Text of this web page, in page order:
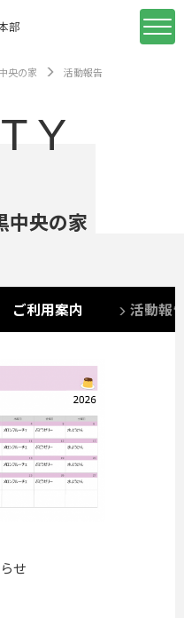
部
央の家 活動報告
中央の家
ご利用案内 活動報
せ